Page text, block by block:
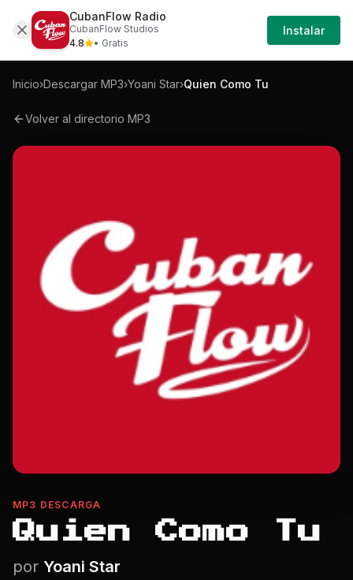
Mp3 Yoani-star-quien-como-tu-mp3
Iniciar
Sesión
Inicio›Descargar MP3›Yoani Star›Quien Como Tu
Volver al directorio MP3
MP3 DESCARGA
Quien Como Tu
por Yoani Star
CubanFlow Radio
CubanFlow Studios
4.8
• Gratis
Instalar